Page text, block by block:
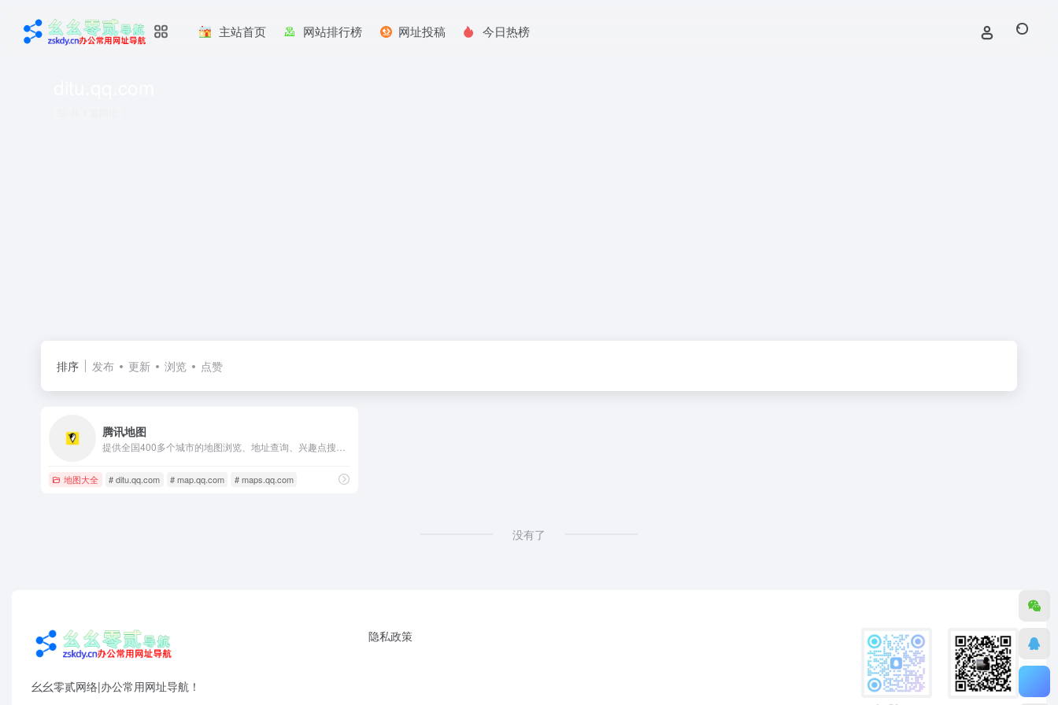
主站首页 网站排行榜 网址投稿 今日热榜
排序 发布 更新 浏览 点赞
腾讯地图
地图大全 # ditu.qq.com # map.qq.com # maps.qq.com
没有了
幺幺零贰网络|办公常用网址导航！
隐私政策